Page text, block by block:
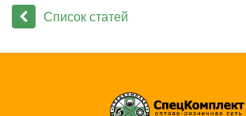
Список статей